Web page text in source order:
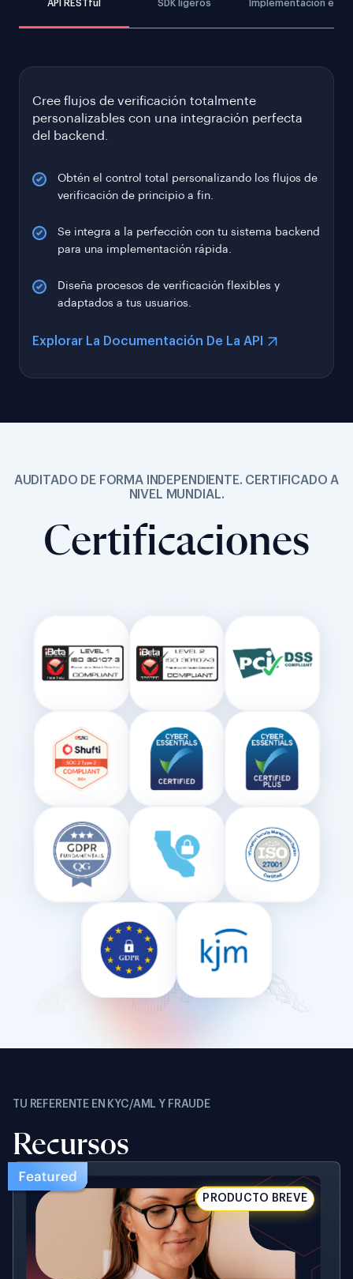
API RESTful SDK ligeros Implementación en
Cree flujos de verificación totalmente
personalizables con una integración perfecta
del backend.
Obtén el control total personalizando los flujos de
verificación de principio a fin.
Se integra a la perfección con tu sistema backend
para una implementación rápida.
Diseña procesos de verificación flexibles y
adaptados a tus usuarios.
Explorar La Documentación De La API
AUDITADO DE FORMA INDEPENDIENTE. CERTIFICADO A
NIVEL MUNDIAL.
Certificaciones
TU REFERENTE EN KYC/AML Y FRAUDE
Recursos
PRODUCTO BREVE